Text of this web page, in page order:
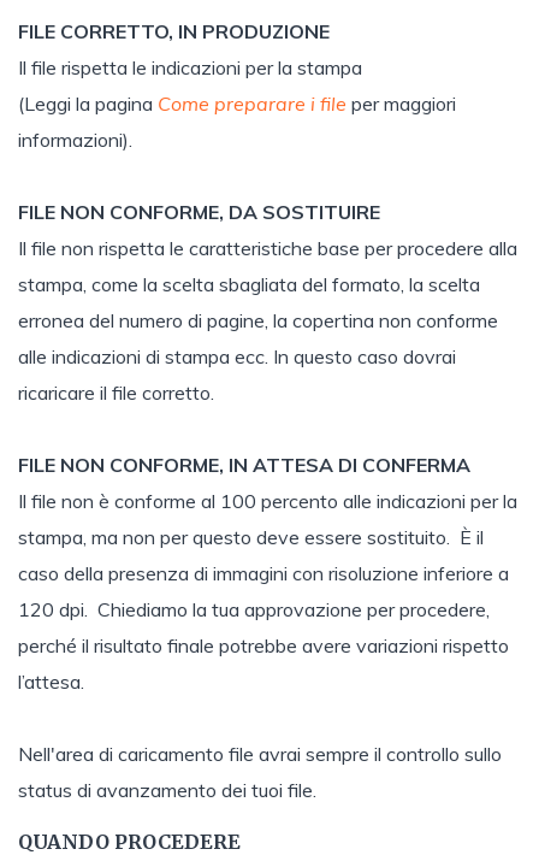
FILE CORRETTO, IN PRODUZIONE
Il file rispetta le indicazioni per la stampa
(Leggi la pagina Come preparare i file per maggiori
informazioni).
FILE NON CONFORME, DA SOSTITUIRE
Il file non rispetta le caratteristiche base per procedere alla
stampa, come la scelta sbagliata del formato, la scelta
erronea del numero di pagine, la copertina non conforme
alle indicazioni di stampa ecc. In questo caso dovrai
ricaricare il file corretto.
FILE NON CONFORME, IN ATTESA DI CONFERMA
Il file non è conforme al 100 percento alle indicazioni per la
stampa, ma non per questo deve essere sostituito. È il
caso della presenza di immagini con risoluzione inferiore a
120 dpi. Chiediamo la tua approvazione per procedere,
perché il risultato finale potrebbe avere variazioni rispetto
l’attesa.
Nell'area di caricamento file avrai sempre il controllo sullo
status di avanzamento dei tuoi file.
QUANDO PROCEDERE